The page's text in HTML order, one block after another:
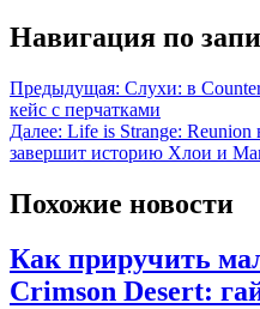
Навигация по
Предыдущая: Слухи: в
кейс с перчатками
Далее: Life is Strange:
завершит историю Хлои и
Похожие новости
Как приручить
Crimson Desert: